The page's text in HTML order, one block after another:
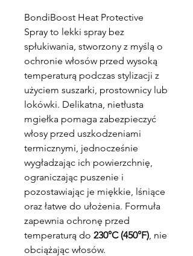
BondiBoost Heat Protective
Spray to lekki spray bez
spłukiwania, stworzony z myślą o
ochronie włosów przed wysoką
temperaturą podczas stylizacji z
użyciem suszarki, prostownicy lub
lokówki. Delikatna, nietłusta
mgiełka pomaga zabezpieczyć
włosy przed uszkodzeniami
termicznymi, jednocześnie
wygładzając ich powierzchnię,
ograniczając puszenie i
pozostawiając je miękkie, lśniące
oraz łatwe do ułożenia. Formuła
zapewnia ochronę przed
temperaturą do 230°C (450°F), nie
obciążając włosów.